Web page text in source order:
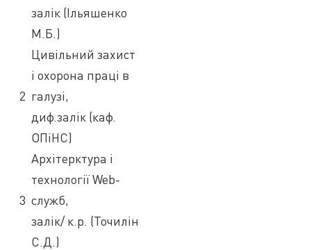
залік (Ільяшенко
М.Б.)
2
Цивільний захист
і охорона праці в
галузі,
диф.залік (каф.
ОПіНС)
3
Архітерктура і
технології Web-
служб,
залік/ к.р. (Точилін
С.Д.)